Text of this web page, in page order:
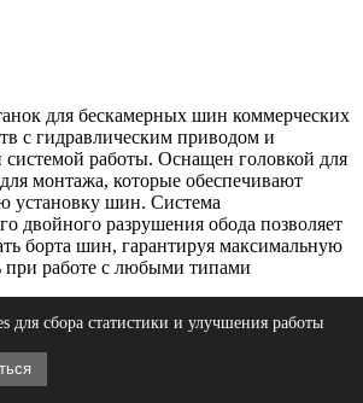
для бескамерных шин коммерческих
с гидравлическим приводом и
работы. Оснащен головкой для
монтажа, которые обеспечивают
установку шин. Система
двойного разрушения обода позволяет
борта шин, гарантируя максимальную
при работе с любыми типами
вращения 8 об/мин и
с дисками диаметром от 11 до 27
для шин с шириной до 540 мм, что
для сбора статистики и улучшения работы